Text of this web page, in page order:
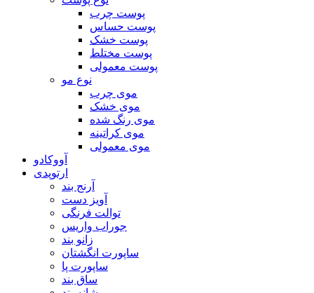
پوست چرب
پوست حساس
پوست خشک
پوست مختلط
پوست معمولی
نوع مو
موی چرب
موی خشک
موی رنگ شده
موی کراتینه
موی معمولی
آووکادو
ارتوپدی
آرنج بند
آویز دست
توالت فرنگی
جوراب واریس
زانو بند
ساپورت انگشتان
ساپورت پا
ساق بند